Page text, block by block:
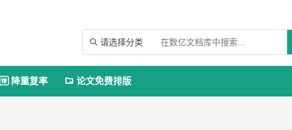
 请选择分类
 降重复率  论文免费排版